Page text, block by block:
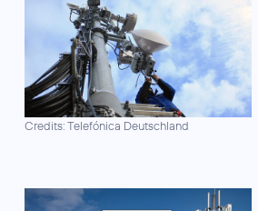
Credits: Telefónica Deutschland